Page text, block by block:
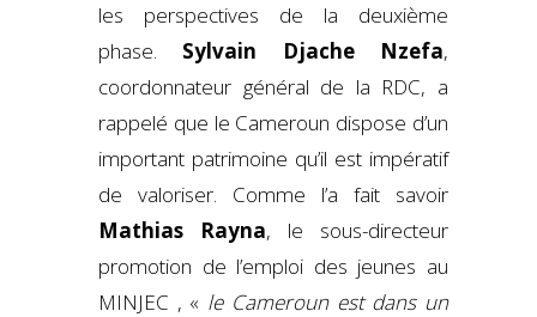
les perspectives de la deuxième
phase. Sylvain Djache Nzefa,
coordonnateur général de la RDC, a
rappelé que le Cameroun dispose d’un
important patrimoine qu’il est impératif
de valoriser. Comme l’a fait savoir
Mathias Rayna, le sous-directeur
promotion de l’emploi des jeunes au
MINJEC , « le Cameroun est dans un